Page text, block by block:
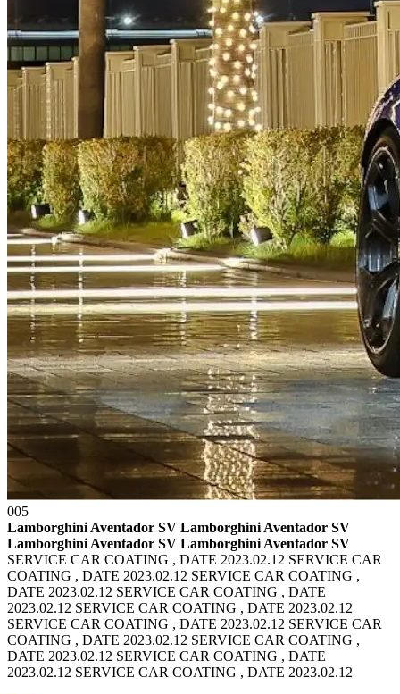
005
Lamborghini Aventador SV Lamborghini Aventador SV
Lamborghini Aventador SV Lamborghini Aventador SV
SERVICE CAR COATING , DATE 2023.02.12 SERVICE CAR
COATING , DATE 2023.02.12 SERVICE CAR COATING ,
DATE 2023.02.12 SERVICE CAR COATING , DATE
2023.02.12 SERVICE CAR COATING , DATE 2023.02.12
SERVICE CAR COATING , DATE 2023.02.12 SERVICE CAR
COATING , DATE 2023.02.12 SERVICE CAR COATING ,
DATE 2023.02.12 SERVICE CAR COATING , DATE
2023.02.12 SERVICE CAR COATING , DATE 2023.02.12